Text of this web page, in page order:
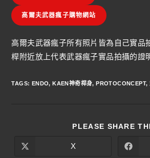
高爾夫武器瘋子購物網站
高爾夫武器瘋子所有照片皆為自己實品
桿附近放上代表武器瘋子實品拍攝的證
TAGS: ENDO, KAEN神奇桿身, PROTOCONCEPT,
PLEASE SHARE
X